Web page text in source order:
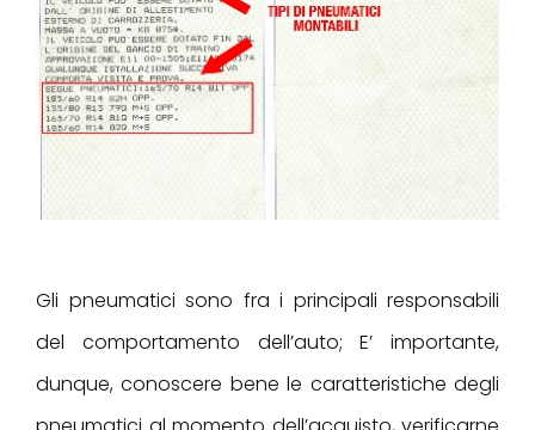
Gli pneumatici sono fra i principali responsabili
del comportamento dell’auto; E’ importante,
dunque, conoscere bene le caratteristiche degli